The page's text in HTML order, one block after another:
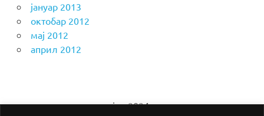
јануар 2013
октобар 2012
мај 2012
април 2012
јул 2024.